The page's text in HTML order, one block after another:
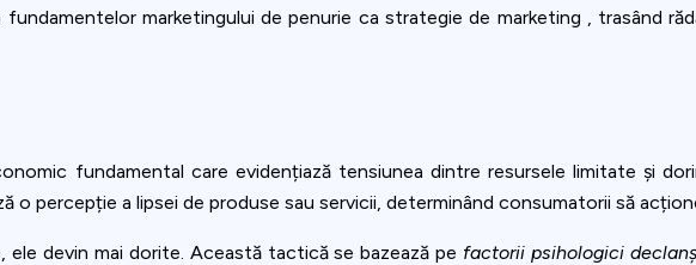
marketingului de penurie ca strategie de marketing , trasând
fundamental care evidențiază tensiunea dintre resursele limitate și
o percepție a lipsei de produse sau servicii, determinând consumatorii să
devin mai dorite. Această tactică se bazează pe factorii psihologici